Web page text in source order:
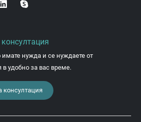
имате нужда и се нуждаете от
в удобно за вас време.